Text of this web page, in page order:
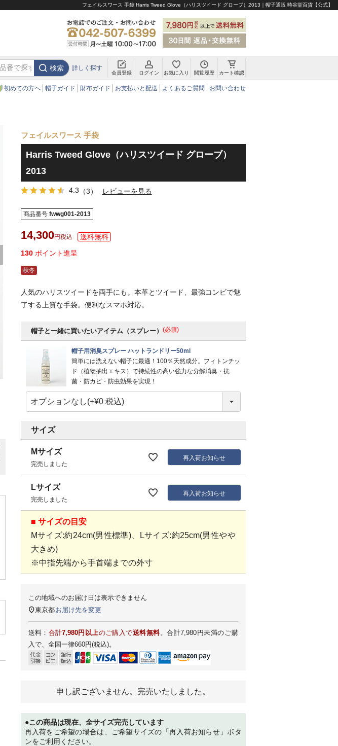
フェイルスワース 手袋 Harris Tweed Glove（ハリスツイード グローブ）2013｜帽子通販 時谷堂百貨【公式】
検索 詳しく探す
会員登録 ログイン お気に入り 閲覧履歴 カート確認
初めての方へ 帽子ガイド 財布ガイド お支払いと配送 よくあるご質問 お問い合わせ
フェイルスワース 手袋
Harris Tweed Glove（ハリスツイード グローブ）
2013
4.3 （3） レビューを見る
商品番号 fwwg001-2013
14,300 税込
130 ポイント進呈
秋冬
人気のハリスツイードを両手にも。本革とツイード、最強コンビで魅
了する上質な手袋。便利なスマホ対応。
帽子と一緒に買いたいアイテム（スプレー） (必須)
帽子用消臭スプレー ハットランドリー50ml
簡単には洗えない帽子に最適！100％天然成分。フィトンチッ
ド（植物抽出エキス）で持続性の高い強力な分解消臭・抗
菌・防カビ・防虫効果を実現！
サイズ
Mサイズ
完売しました
再入荷お知らせ
Lサイズ
完売しました
再入荷お知らせ
■ サイズの目安
Mサイズ:約24cm(男性標準)、Lサイズ:約25cm(男性やや
大きめ)
※中指先端から手首端までの外寸
この地域へのお届け日は表示できません
東京都お届け先を変更
送料： 合計7,980円以上のご購入で送料無料。合計7,980円未満のご購
入で、全国一律660円(税込)。
申し訳ございません。完売いたしました。
●この商品は現在、全サイズ完売しています
再入荷をご希望の場合は、ご希望サイズの「再入荷お知らせ」ボタ
ンをご利用ください。